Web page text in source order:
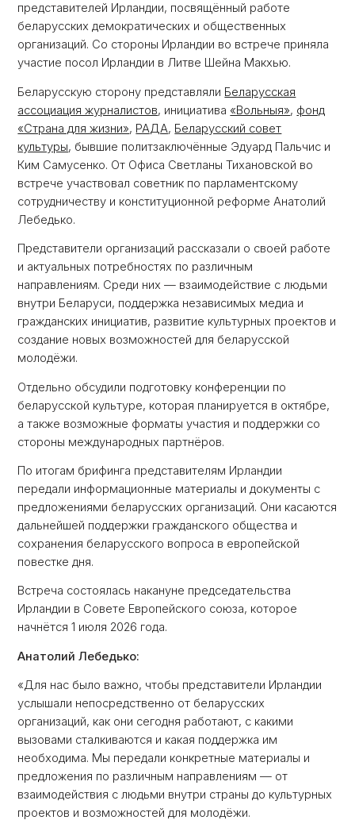
представителей Ирландии, посвящённый работе
беларусских демократических и общественных
организаций. Со стороны Ирландии во встрече приняла
участие посол Ирландии в Литве Шейна Макхью.
Беларусскую сторону представляли Беларусская
ассоциация журналистов, инициатива «Вольныя», фонд
«Страна для жизни», РАДА, Беларусский совет
культуры, бывшие политзаключённые Эдуард Пальчис и
Ким Самусенко. От Офиса Светланы Тихановской во
встрече участвовал советник по парламентскому
сотрудничеству и конституционной реформе Анатолий
Лебедько.
Представители организаций рассказали о своей работе
и актуальных потребностях по различным
направлениям. Среди них — взаимодействие с людьми
внутри Беларуси, поддержка независимых медиа и
гражданских инициатив, развитие культурных проектов и
создание новых возможностей для беларусской
молодёжи.
Отдельно обсудили подготовку конференции по
беларусской культуре, которая планируется в октябре,
а также возможные форматы участия и поддержки со
стороны международных партнёров.
По итогам брифинга представителям Ирландии
передали информационные материалы и документы с
предложениями беларусских организаций. Они касаются
дальнейшей поддержки гражданского общества и
сохранения беларусского вопроса в европейской
повестке дня.
Встреча состоялась накануне председательства
Ирландии в Совете Европейского союза, которое
начнётся 1 июля 2026 года.
Анатолий Лебедько:
«Для нас было важно, чтобы представители Ирландии
услышали непосредственно от беларусских
организаций, как они сегодня работают, с какими
вызовами сталкиваются и какая поддержка им
необходима. Мы передали конкретные материалы и
предложения по различным направлениям — от
взаимодействия с людьми внутри страны до культурных
проектов и возможностей для молодёжи.